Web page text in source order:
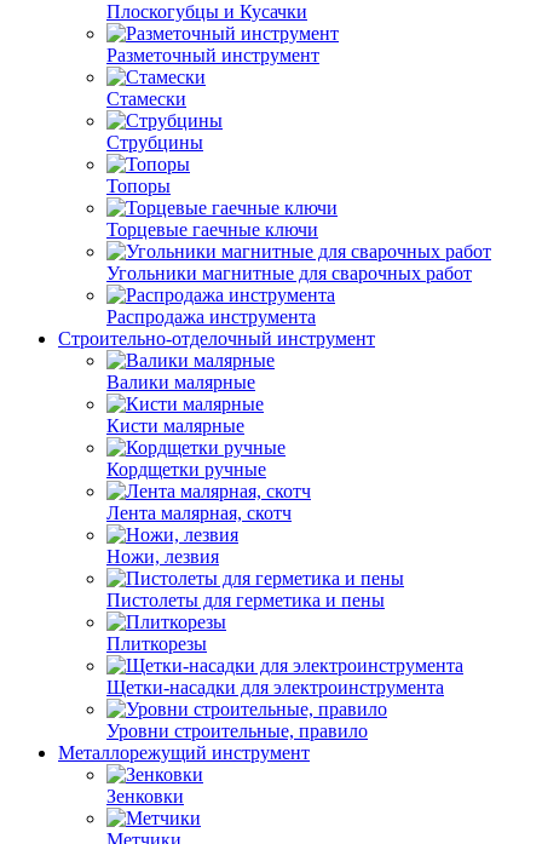
Плоскогубцы и Кусачки
Разметочный инструмент
Стамески
Струбцины
Топоры
Торцевые гаечные ключи
Угольники магнитные для сварочных работ
Распродажа инструмента
Строительно-отделочный инструмент
Валики малярные
Кисти малярные
Кордщетки ручные
Лента малярная, скотч
Ножи, лезвия
Пистолеты для герметика и пены
Плиткорезы
Щетки-насадки для электроинструмента
Уровни строительные, правило
Металлорежущий инструмент
Зенковки
Метчики